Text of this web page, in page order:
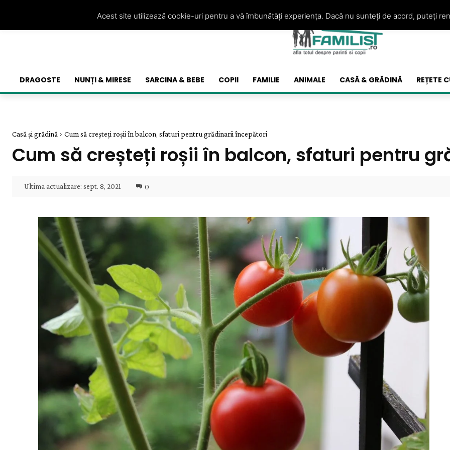
DRAGOSTE NUNȚI & MIRESE SARCINA & BEBE COPII FAMILIE ANIMALE CASĂ & GRĂDINĂ REȚETE
Casă și grădină Cum să creșteți roșii în balcon, sfaturi pentru grădinarii începători
Cum să creșteți roșii în balcon, sfaturi pentru
Ultima actualizare: sept. 8, 2021 0
Acest site utilizează cookie-uri pentru a vă îmbunătăți experiența. Dacă nu sunteți de acord, puteți